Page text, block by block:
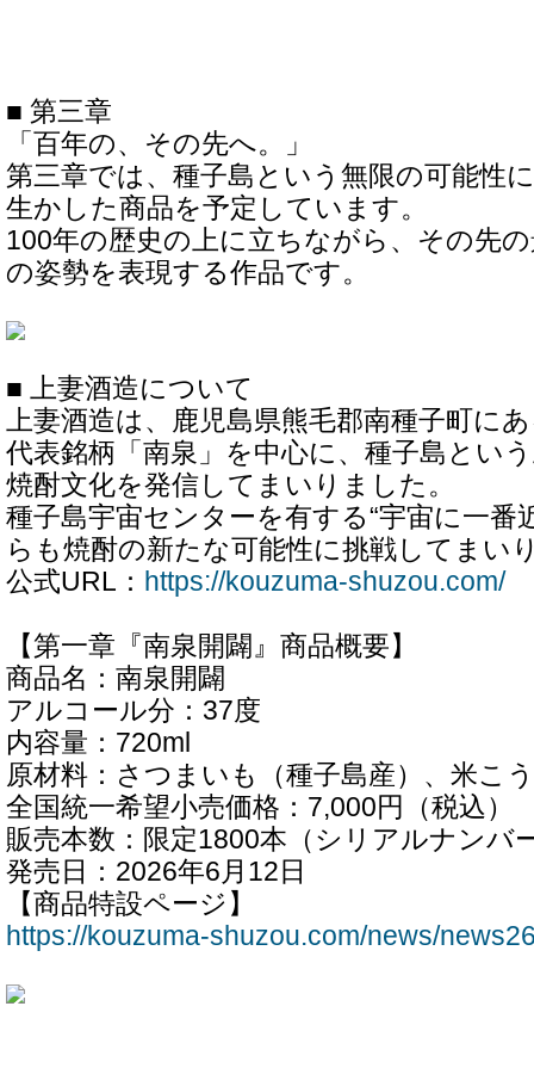
■ 第三章
「百年の、その先へ。」
第三章では、種子島という無限の可能性
生かした商品を予定しています。
100年の歴史の上に立ちながら、その先
の姿勢を表現する作品です。
■ 上妻酒造について
上妻酒造は、鹿児島県熊毛郡南種子町に
代表銘柄「南泉」を中心に、種子島とい
焼酎文化を発信してまいりました。
種子島宇宙センターを有する“宇宙に一番
らも焼酎の新たな可能性に挑戦してまい
公式URL： https://kouzuma-shuzou.com/
【第一章『南泉開闢』商品概要】
商品名：南泉開闢
アルコール分：37度
内容量：720ml
原材料：さつまいも（種子島産）、米こ
全国統一希望小売価格：7,000円（税込）
販売本数：限定1800本（シリアルナンバ
発売日：2026年6月12日
【商品特設ページ】
https://kouzuma-shuzou.com/news/